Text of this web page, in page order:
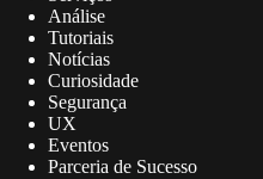
Análise
Tutoriais
Notícias
Curiosidade
Segurança
UX
Eventos
Parceria de Sucesso